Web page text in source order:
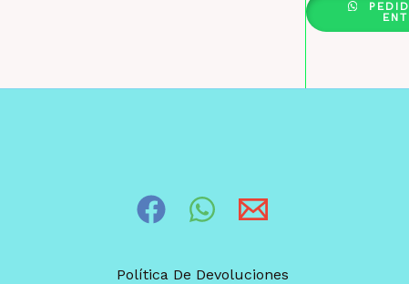
Política De Devoluciones